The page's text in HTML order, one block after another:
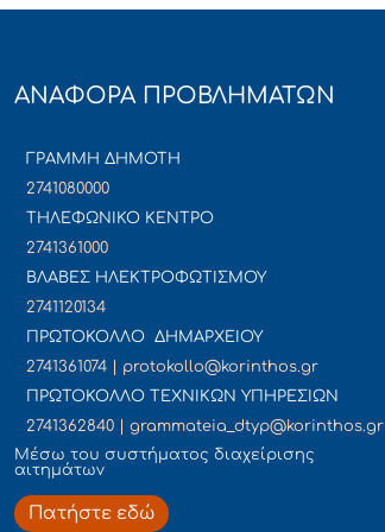
ΑΝΑΦΟΡΑ ΠΡΟΒΛΗΜΑΤΩΝ
ΓΡΑΜΜΗ ΔΗΜΟΤΗ
2741080000
ΤΗΛΕΦΩΝΙΚΟ ΚΕΝΤΡΟ
2741361000
ΒΛΑΒΕΣ ΗΛΕΚΤΡΟΦΩΤΙΣΜΟΥ
2741120134
ΠΡΩΤΟΚΟΛΛΟ ΔΗΜΑΡΧΕΙΟΥ
2741361074 | protokollo@korinthos.gr
ΠΡΩΤΟΚΟΛΛΟ ΤΕΧΝΙΚΩΝ ΥΠΗΡΕΣΙΩΝ
2741362840 | grammateia_dtyp@korinthos.gr
Mέσω του συστήματος διαχείρισης
αιτημάτων
Πατήστε εδώ